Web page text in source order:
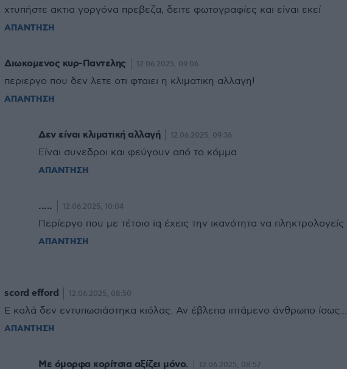
χτυπήστε ακτια γοργόνα πρεβεζα, δειτε φωτογραφίες και είναι εκεί
ΑΠΑΝΤΗΣΗ
Διωκομενος κυρ-Παντελης 12.06.2025, 09:06
περιεργο που δεν λετε οτι φταιει η κλιματικη αλλαγη!
ΑΠΑΝΤΗΣΗ
Δεν είναι κλιματική αλλαγή 12.06.2025, 09:36
Είναι συνεδροι και φεύγουν από το κόμμα
ΑΠΑΝΤΗΣΗ
..... 12.06.2025, 10:04
Περίεργο που με τέτοιο iq έχεις την ικανότητα να πληκτρολογείς
ΑΠΑΝΤΗΣΗ
scord efford 12.06.2025, 08:50
Ε καλά δεν εντυπωσιάστηκα κιόλας. Αν έβλεπα ιπτάμενο άνθρωπο ίσως...
ΑΠΑΝΤΗΣΗ
Με όμορφα κορίτσια αξίζει μόνο. 12.06.2025, 08:57